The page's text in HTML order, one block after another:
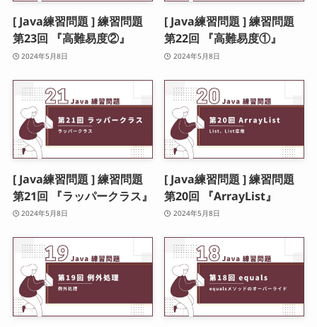
[ Java練習問題 ] 練習問題
第23回 『高難易度②』
2024年5月8日
[ Java練習問題 ] 練習問題
第22回 『高難易度①』
2024年5月8日
[ Java練習問題 ] 練習問題
第21回 『ラッパークラス』
2024年5月8日
[ Java練習問題 ] 練習問題
第20回 『ArrayList』
2024年5月8日